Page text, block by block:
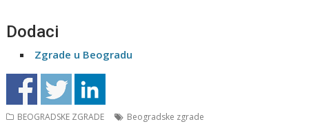
Dodaci
Zgrade u Beogradu
BEOGRADSKE ZGRADE Beogradske zgrade